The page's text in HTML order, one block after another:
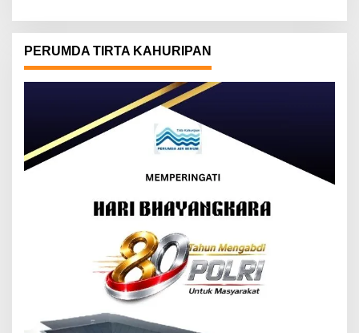
PERUMDA TIRTA KAHURIPAN